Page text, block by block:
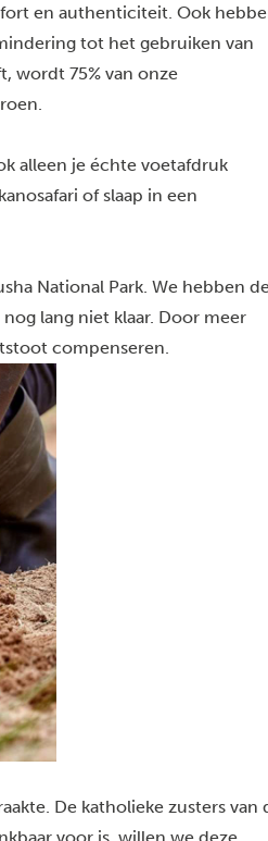
en authenticiteit. Ook
tot het gebruiken van
wordt 75% van onze
alleen je échte voetafdruk
of slaap in een
National Park. We hebben
lang niet klaar. Door meer
compenseren.
De katholieke zusters van